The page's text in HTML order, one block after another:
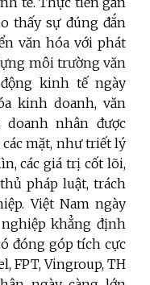
thấy sự đúng đắn
văn hóa với phát
môi trường văn
kinh tế ngày
kinh doanh, văn
doanh nhân được
mặt, như triết lý
các giá trị cốt lõi,
pháp luật, trách
Việt Nam ngày
khẳng định
đóng góp tích cực
FPT, Vingroup, TH